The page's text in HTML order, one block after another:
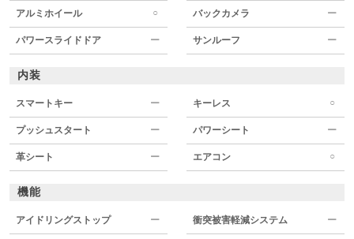
アルミホイール ○ バックカメラ ー
パワースライドドア ー サンルーフ ー
内装
スマートキー ー キーレス ○
プッシュスタート ー パワーシート ー
革シート ー エアコン ○
機能
アイドリングストップ ー 衝突被害軽減システム ー